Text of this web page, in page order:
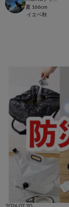
夏 166cm
イエベ秋